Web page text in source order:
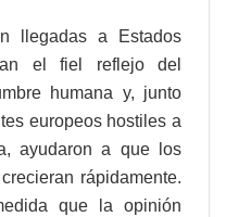
llegadas a Estados
el fiel reflejo del
humana y, junto
europeos hostiles a
ayudaron a que los
rápidamente.
que la opinión